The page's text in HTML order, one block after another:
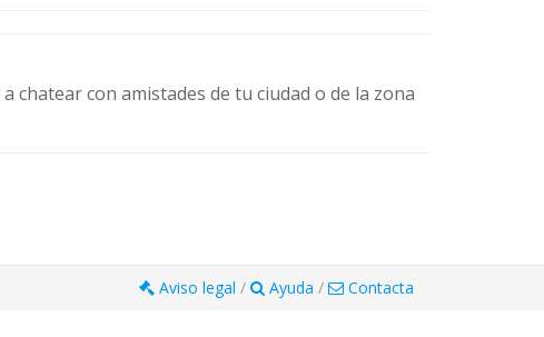
chatear con amistades de tu ciudad o de la zona
Aviso legal / Ayuda / Contacta